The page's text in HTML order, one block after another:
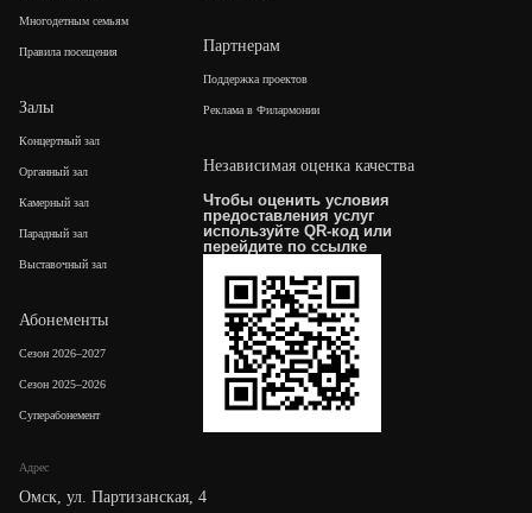
Адрес
Омск, ул. Партизанская, 4
Многодетным семьям
Правила посещения
Залы
Концертный зал
Органный зал
Камерный зал
Парадный зал
Выставочный зал
Абонементы
Сезон 2026–2027
Сезон 2025–2026
Суперабонемент
Партнерам
Поддержка проектов
Реклама в Филармонии
Независимая оценка качества
Чтобы оценить условия
предоставления услуг
используйте QR-код или
перейдите поссылке